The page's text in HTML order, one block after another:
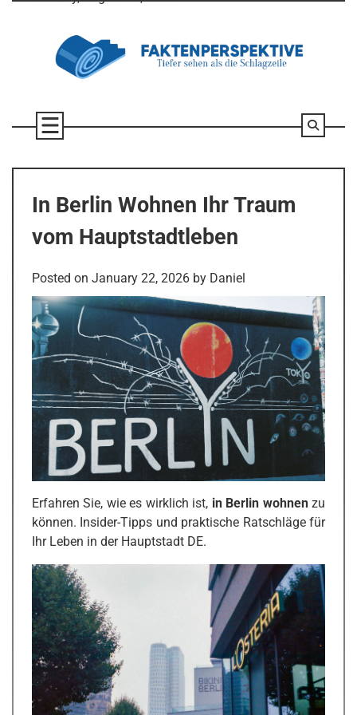
In Berlin Wohnen Ihr Traum
vom Hauptstadtleben
Posted on January 22, 2026 by Daniel
Erfahren Sie, wie es wirklich ist, in Berlin wohnenzu
können. Insider-Tipps und praktische Ratschläge für
Ihr Leben in der Hauptstadt DE.